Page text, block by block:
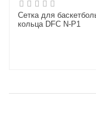
Сетка для
кольца DFC N-P1